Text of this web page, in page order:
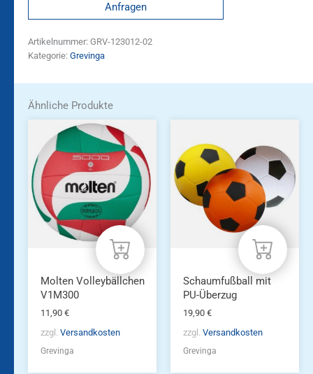
Anfragen
Artikelnummer: GRV-123012-02
Kategorie: Grevinga
Ähnliche Produkte
Molten Volleybällchen
V1M300
11,90 €
zzgl. Versandkosten
Grevinga
Schaumfußball mit
PU-Überzug
19,90 €
zzgl. Versandkosten
Grevinga